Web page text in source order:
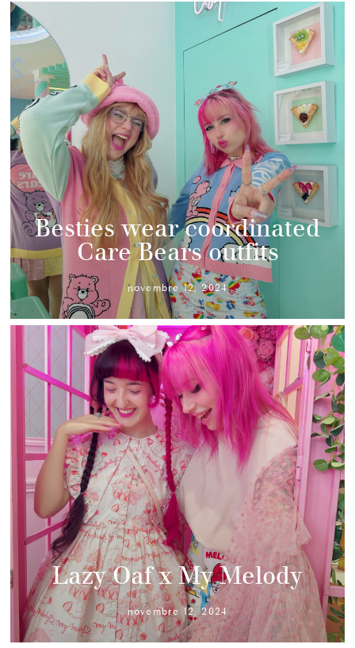
Besties wear coordinated
Care Bears outfits
novembre 12, 2024
Lazy Oaf x My Melody
novembre 12, 2024